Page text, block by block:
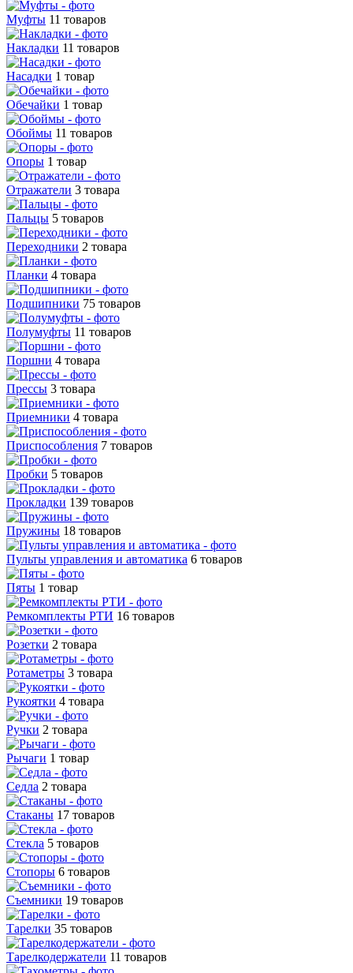
Муфты 11 товаров
Накладки 11 товаров
Насадки 1 товар
Обечайки 1 товар
Обоймы 11 товаров
Опоры 1 товар
Отражатели 3 товара
Пальцы 5 товаров
Переходники 2 товара
Планки 4 товара
Подшипники 75 товаров
Полумуфты 11 товаров
Поршни 4 товара
Прессы 3 товара
Приемники 4 товара
Приспособления 7 товаров
Пробки 5 товаров
Прокладки 139 товаров
Пружины 18 товаров
Пульты управления и автоматика 6 товаров
Пяты 1 товар
Ремкомплекты РТИ 16 товаров
Розетки 2 товара
Ротаметры 3 товара
Рукоятки 4 товара
Ручки 2 товара
Рычаги 1 товар
Седла 2 товара
Стаканы 17 товаров
Стекла 5 товаров
Стопоры 6 товаров
Съемники 19 товаров
Тарелки 35 товаров
Тарелкодержатели 11 товаров